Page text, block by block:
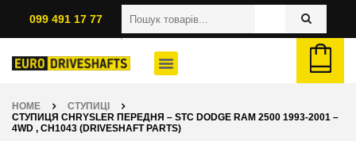
099 491 17 77
HOME
СТУПИЦІ
СТУПИЦЯ CHRYSLER ПЕРЕДНЯ – STC DODGE RAM 2500 1993-2001 –
4WD , CH1043 (DRIVESHAFT PARTS)